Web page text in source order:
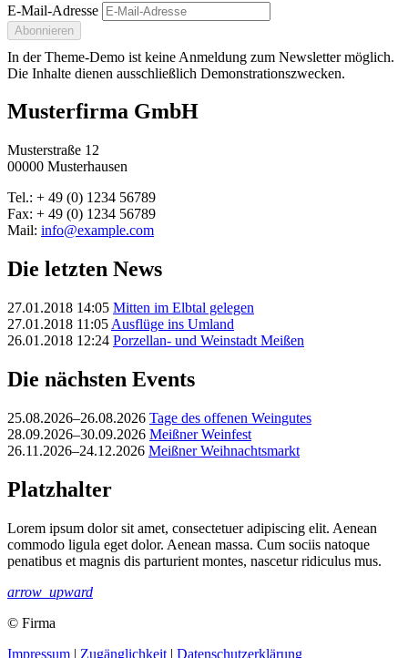
E-Mail-Adresse
Abonnieren
In der Theme-Demo ist keine Anmeldung zum Newsletter möglich.
Die Inhalte dienen ausschließlich Demonstrationszwecken.
Musterfirma GmbH
Musterstraße 12
00000 Musterhausen
Tel.: + 49 (0) 1234 56789
Fax: + 49 (0) 1234 56789
Mail: info@example.com
Die letzten News
27.01.2018 14:05 Mitten im Elbtal gelegen
27.01.2018 11:05 Ausflüge ins Umland
26.01.2018 12:24 Porzellan- und Weinstadt Meißen
Die nächsten Events
25.08.2026–26.08.2026 Tage des offenen Weingutes
28.09.2026–30.09.2026 Meißner Weinfest
26.11.2026–24.12.2026 Meißner Weihnachtsmarkt
Platzhalter
Lorem ipsum dolor sit amet, consectetuer adipiscing elit. Aenean
commodo ligula eget dolor. Aenean massa. Cum sociis natoque
penatibus et magnis dis parturient montes, nascetur ridiculus mus.
arrow_upward
© Firma
Impressum | Zugänglichkeit | Datenschutz­erklärung